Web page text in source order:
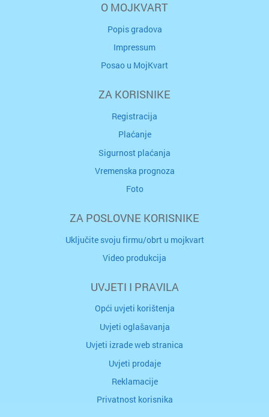
O MOJKVART
Popis gradova
Impressum
Posao u MojKvart
ZA KORISNIKE
Registracija
Plaćanje
Sigurnost plaćanja
Vremenska prognoza
Foto
ZA POSLOVNE KORISNIKE
Uključite svoju firmu/obrt u mojkvart
Video produkcija
UVJETI I PRAVILA
Opći uvjeti korištenja
Uvjeti oglašavanja
Uvjeti izrade web stranica
Uvjeti prodaje
Reklamacije
Privatnost korisnika